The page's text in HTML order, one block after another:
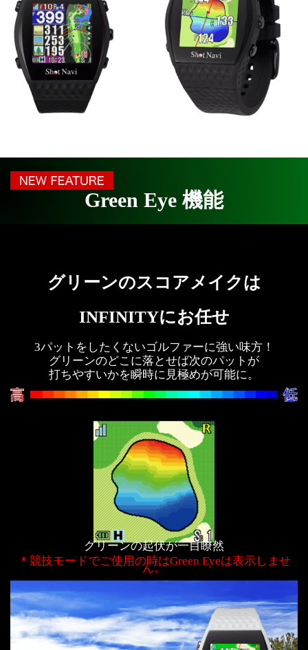
Green Eye 機能
グリーンのスコアメイクは
INFINITYにお任せ
3パットをしたくないゴルファーに強い味方！
グリーンのどこに落とせば次のパットが
打ちやすいかを瞬時に見極めが可能に。
グリーンの起伏が一目瞭然
＊競技モードでご使用の時はGreen Eyeは表示しませ
ん。